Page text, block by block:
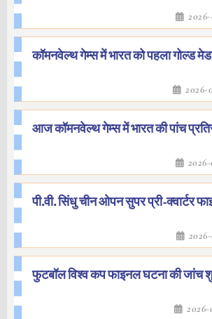
कॉमनवेल्थ गेम्स में भारत को पहला गोल्ड
2026-
आज कॉमनवेल्थ गेम्स में भारत की पांच
पी.वी. सिंधु चीन ओपन सुपर प्री-क्वार्टर
फुटबॉल विश्व कप फाइनल घटना की जांच
2026-